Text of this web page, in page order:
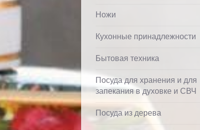
Ножи
Кухонные принадлежности
Бытовая техника
Посуда для хранения и для
запекания в духовке и СВЧ
Посуда из дерева